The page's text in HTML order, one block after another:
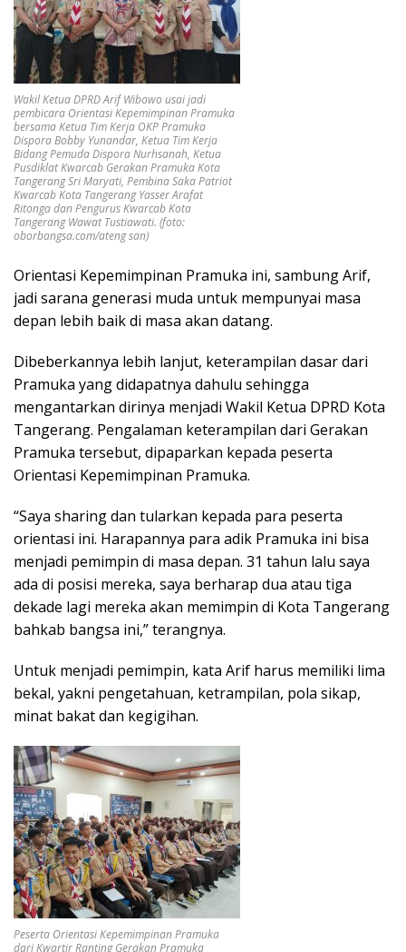
Wakil Ketua DPRD Arif Wibowo usai jadi
pembicara Orientasi Kepemimpinan Pramuka
bersama Ketua Tim Kerja OKP Pramuka
Dispora Bobby Yunandar, Ketua Tim Kerja
Bidang Pemuda Dispora Nurhsanah, Ketua
Pusdiklat Kwarcab Gerakan Pramuka Kota
Tangerang Sri Maryati, Pembina Saka Patriot
Kwarcab Kota Tangerang Yasser Arafat
Ritonga dan Pengurus Kwarcab Kota
Tangerang Wawat Tustiawati. (foto:
oborbangsa.com/ateng san)
Orientasi Kepemimpinan Pramuka ini, sambung Arif,
jadi sarana generasi muda untuk mempunyai masa
depan lebih baik di masa akan datang.
Dibeberkannya lebih lanjut, keterampilan dasar dari
Pramuka yang didapatnya dahulu sehingga
mengantarkan dirinya menjadi Wakil Ketua DPRD Kota
Tangerang. Pengalaman keterampilan dari Gerakan
Pramuka tersebut, dipaparkan kepada peserta
Orientasi Kepemimpinan Pramuka.
“Saya sharing dan tularkan kepada para peserta
orientasi ini. Harapannya para adik Pramuka ini bisa
menjadi pemimpin di masa depan. 31 tahun lalu saya
ada di posisi mereka, saya berharap dua atau tiga
dekade lagi mereka akan memimpin di Kota Tangerang
bahkab bangsa ini,” terangnya.
Untuk menjadi pemimpin, kata Arif harus memiliki lima
bekal, yakni pengetahuan, ketrampilan, pola sikap,
minat bakat dan kegigihan.
Peserta Orientasi Kepemimpinan Pramuka
dari Kwartir Ranting Gerakan Pramuka